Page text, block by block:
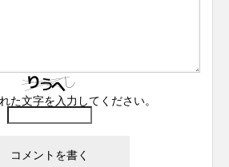
た文字を入力してください。